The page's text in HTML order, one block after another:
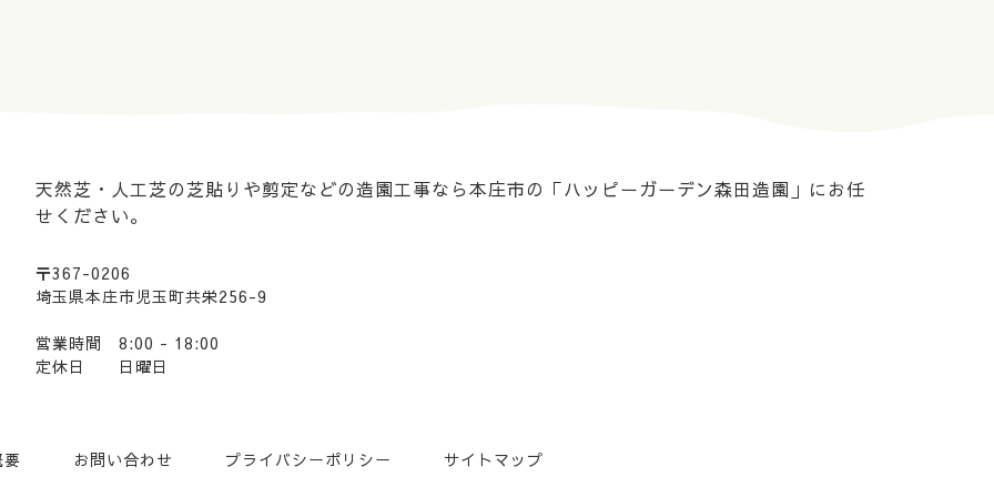
天然芝・人工芝の芝貼りや剪定などの造園工事なら本庄市の「ハッピーガーデン森田造園」にお任
せください。
〒367-0206
埼玉県本庄市児玉町共栄256-9
営業時間 8:00 - 18:00
定休日 日曜日
お問い合わせ プライバシーポリシー サイトマップ